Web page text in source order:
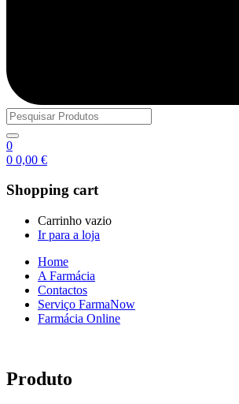
0
0 0,00 €
Shopping cart
Carrinho vazio
Ir para a loja
Home
A Farmácia
Contactos
Serviço FarmaNow
Farmácia Online
Produto